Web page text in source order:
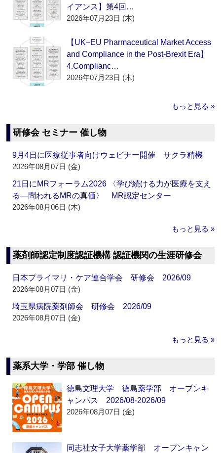
イアンス】第4回…
2026年07月23日 (木)
【UK–EU Pharmaceutical Market Access
and Compliance in the Post-Brexit Era】
4.Complianc…
2026年07月23日 (木)
もっと見る »
研修会 セミナー 催し物
9月4日に医療従事者向けウェビナー開催 サクラ精機
2026年08月07日 (金)
21日にMRフォーラム2026 〈学び続ける力が医療を支え
る―問われるMRの真価〉 MR認定センター
2026年08月06日 (木)
もっと見る »
薬剤師認定制度認証機構 認証機関の生涯研修会
日本プライマリ・ケア連合学会 研修会 2026/09
2026年08月07日 (金)
埼玉県病院薬剤師会 研修会 2026/09
2026年08月07日 (金)
もっと見る »
薬系大学・学部 催し物
徳島文理大学 徳島薬学部 オープンキ
ャンパス 2026/08-2026/09
2026年08月07日 (金)
同志社女子大学薬学部 オープンキャン